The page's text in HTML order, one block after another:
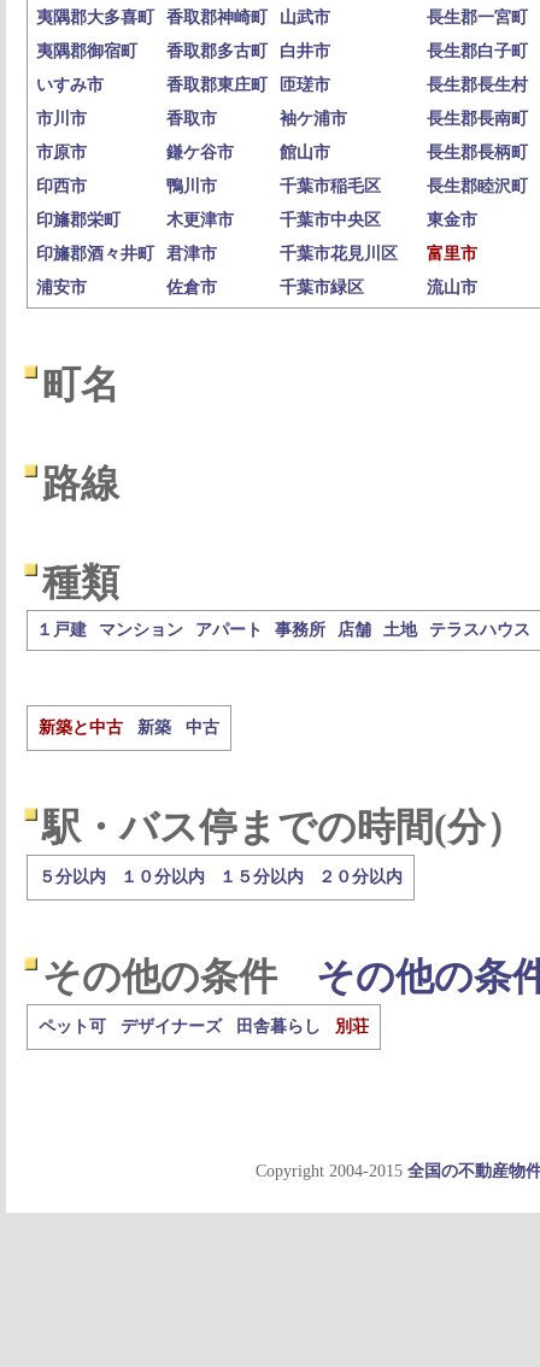
夷隅郡大多喜町
香取郡神崎町 山武市
長生郡一宮町
夷隅郡御宿町
香取郡多古町 白井市
長生郡白子町
いすみ市
香取郡東庄町 匝瑳市
長生郡長生村
市川市
香取市 袖ケ浦市
長生郡長南町
市原市
鎌ケ谷市 館山市
長生郡長柄町
印西市
鴨川市 千葉市稲毛区
長生郡睦沢町
印旛郡栄町
木更津市 千葉市中央区
東金市
印旛郡酒々井町
君津市 千葉市花見川区
富里市
浦安市
佐倉市 千葉市緑区 流山市
町名
路線
種類
１戸建 マンション アパート 事務所 店舗 土地 テラスハウス
新築と中古 新築 中古
駅・バス停までの時間(分）
５分以内 １０分以内 １５分以内 ２０分以内
その他の条件 その他の条
ペット可 デザイナーズ 田舎暮らし 別荘
Copyright 2004-2015 全国の不動産物